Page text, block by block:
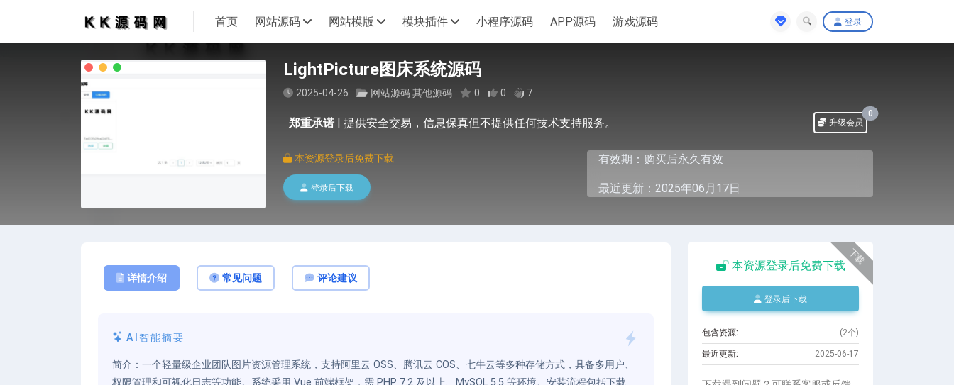
首页 网站源码 网站模版 模块插件 小程序源码 APP源码 游戏源码 登录
LightPicture图床系统源码
2025-04-26 网站源码其他源码 0 0 7
郑重承诺 | 提供安全交易，信息保真但不提供任何技术支持服务。 升级会员
0
本资源登录后免费下载
登录后下载
有效期：购买后永久有效
最近更新：2025年06月17日
详情介绍 常见问题 评论建议
AI智能摘要
简介：一个轻量级企业团队图片资源管理系统，支持阿里云 OSS、腾讯云 COS、七牛云等多种存储方式，具备多用户、
权限管理和可视化日志等功能。系统采用 Vue 前端框架，需 PHP 7.2 及以上、MySQL 5.5 等环境。安装流程包括下载、
下载
本资源登录后免费下载
登录后下载
包含资源: (2个)
最近更新: 2025-06-17